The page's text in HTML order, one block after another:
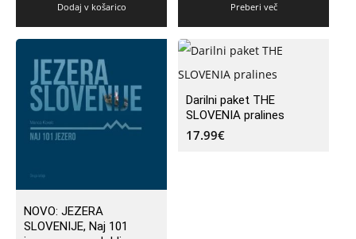
Dodaj v košarico Preberi več
NOVO: JEZERA
SLOVENIJE, Naj 101
Darilni paket THE
SLOVENIA pralines
17.99€